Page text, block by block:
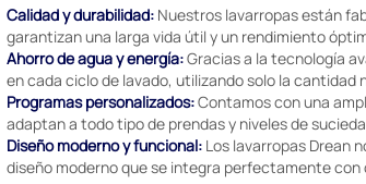
Calidad y durabilidad: Nuestros lavarropas están
garantizan una larga vida útil y un rendimiento
Ahorro de agua y energía:Gracias a la tecnología
en cada ciclo de lavado, utilizando solo la cantidad
Programas personalizados:Contamos con una
adaptan a todo tipo de prendas y niveles de
Diseño moderno y funcional: Los lavarropas Drean
diseño moderno que se integra perfectamente con